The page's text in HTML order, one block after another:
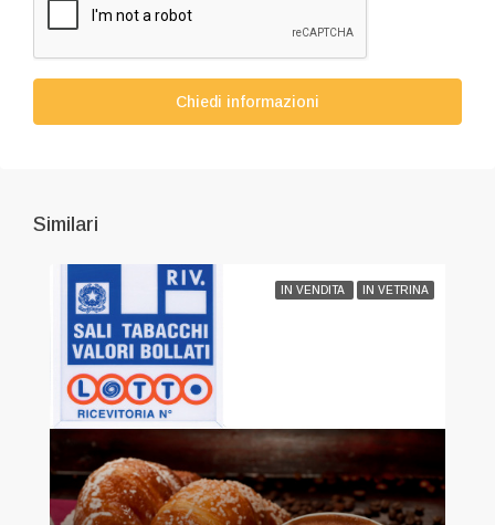
Chiedi informazioni
Similari
IN VENDITA IN VETRINA